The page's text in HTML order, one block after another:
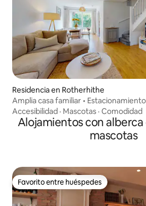
Residencia en Rotherhithe
Amplia casa familiar •
Accesibilidad · Mascotas · Comodidad
Alojamientos con
mascotas
Favorito entre huéspedes
Favorito entre huéspedes